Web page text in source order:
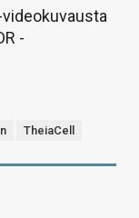
-
TheiaCell